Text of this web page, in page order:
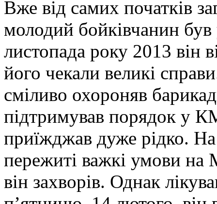
Вже від самих початків
молодий бойківчанин
листопада року 2013 він
його чекали великі
сміливо охороняв
підтримував порядок у
приїжджав дуже рідко.
пережиті важкі умови на
він захворів. Однак